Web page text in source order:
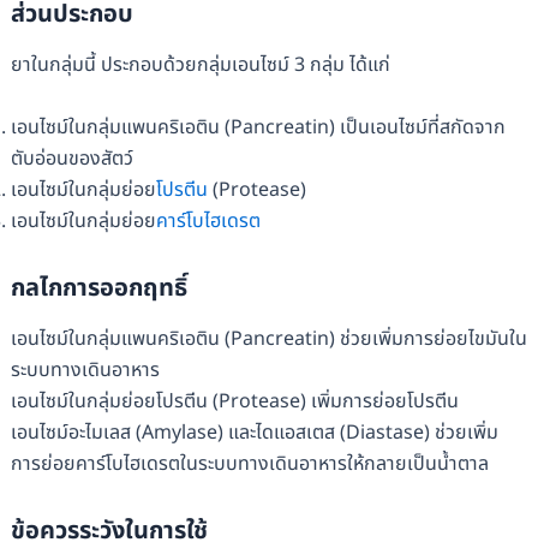
ส่วนประกอบ
ยาในกลุ่มนี้ ประกอบด้วยกลุ่มเอนไซม์ 3 กลุ่ม ได้แก่
เอนไซม์ในกลุ่มแพนคริเอติน (Pancreatin) เป็นเอนไซม์ที่สกัดจาก
ตับอ่อนของสัตว์
เอนไซม์ในกลุ่มย่อยโปรตีน (Protease)
เอนไซม์ในกลุ่มย่อยคาร์โบไฮเดรต
กลไกการออกฤทธิ์
เอนไซม์ในกลุ่มแพนคริเอติน (Pancreatin) ช่วยเพิ่มการย่อยไขมันใน
ระบบทางเดินอาหาร
เอนไซม์ในกลุ่มย่อยโปรตีน (Protease) เพิ่มการย่อยโปรตีน
เอนไซม์อะไมเลส (Amylase) และไดแอสเตส (Diastase) ช่วยเพิ่ม
การย่อยคาร์โบไฮเดรตในระบบทางเดินอาหารให้กลายเป็นน้ำตาล
ข้อควรระวังในการใช้